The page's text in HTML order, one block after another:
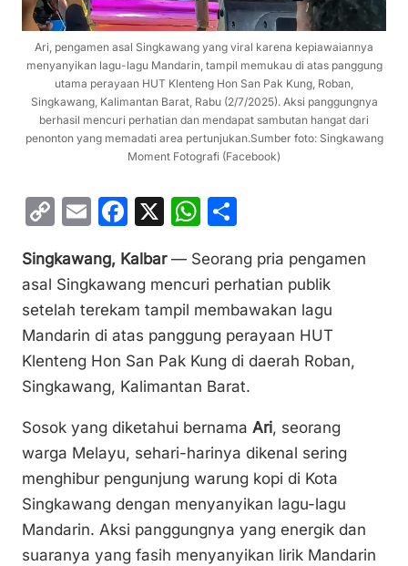
Ari, pengamen asal Singkawang yang viral karena kepiawaiannya
menyanyikan lagu-lagu Mandarin, tampil memukau di atas panggung
utama perayaan HUT Klenteng Hon San Pak Kung, Roban,
Singkawang, Kalimantan Barat, Rabu (2/7/2025). Aksi panggungnya
berhasil mencuri perhatian dan mendapat sambutan hangat dari
penonton yang memadati area pertunjukan.Sumber foto: Singkawang
Moment Fotografi (Facebook)
C
p
y
Li
n
k
E
ai
l
F
c
e
b
o
o
k
X
W
at
s
A
p
p
ar
e
Singkawang, Kalbar— Seorang pria pengamen
asal Singkawang mencuri perhatian publik
setelah terekam tampil membawakan lagu
Mandarin di atas panggung perayaan HUT
Klenteng Hon San Pak Kung di daerah Roban,
Singkawang, Kalimantan Barat.
Sosok yang diketahui bernama Ari, seorang
warga Melayu, sehari-harinya dikenal sering
menghibur pengunjung warung kopi di Kota
Singkawang dengan menyanyikan lagu-lagu
Mandarin. Aksi panggungnya yang energik dan
suaranya yang fasih menyanyikan lirik Mandarin